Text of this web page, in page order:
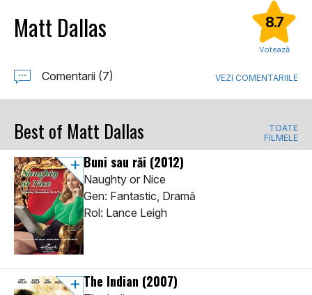
Matt Dallas 8.7
Votează
Comentarii (7) VEZI COMENTARIILE
Best of Matt Dallas
TOATE
FILMELE
Buni sau răi (2012)
Naughty or Nice
Gen: Fantastic, Dramă
Rol: Lance Leigh
The Indian (2007)